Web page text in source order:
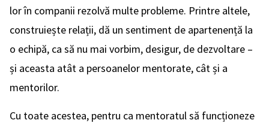
lor în companii rezolvă multe probleme. Printre altele,
construiește relații, dă un sentiment de apartenență la
o echipă, ca să nu mai vorbim, desigur, de dezvoltare –
și aceasta atât a persoanelor mentorate, cât și a
mentorilor.
Cu toate acestea, pentru ca mentoratul să funcționeze